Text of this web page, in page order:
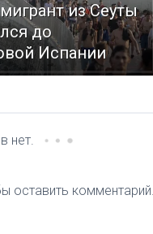
из Сеуты
до
Испании
нет.
оставить комментарий.